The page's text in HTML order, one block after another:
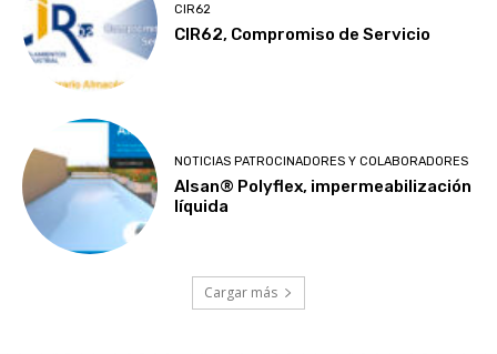
CIR62
CIR62, Compromiso de Servicio
NOTICIAS PATROCINADORES Y COLABORADORES
Alsan® Polyflex, impermeabilización
líquida
Cargar más